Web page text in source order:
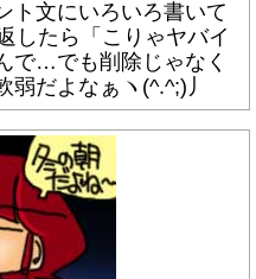
文にいろいろ書いて
したら「こりゃヤバイ
で…でも削除じゃなく
だよなぁヽ(^.^;)丿